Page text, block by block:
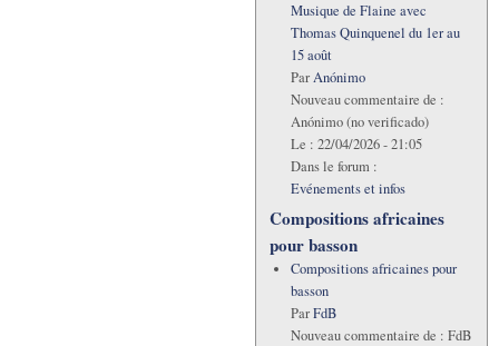
Musique de Flaine avec
Thomas Quinquenel du 1er au
15 août
ParAnónimo
Nouveau commentaire de :
Anónimo (no verificado)
Le : 22/04/2026 - 21:05
Dans le forum :
Evénements et infos
Compositions africaines
pour basson
Compositions africaines pour
basson
ParFdB
Nouveau commentaire de : FdB